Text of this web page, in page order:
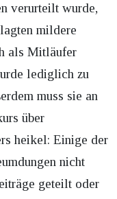
verurteilt wurde,
mildere
als Mitläufer
lediglich zu
muss sie an
über
heikel: Einige der
nicht
geteilt oder